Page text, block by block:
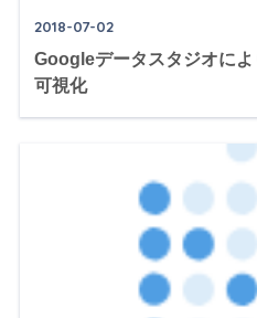
2018-07-02
Googleデータスタジオに
可視化